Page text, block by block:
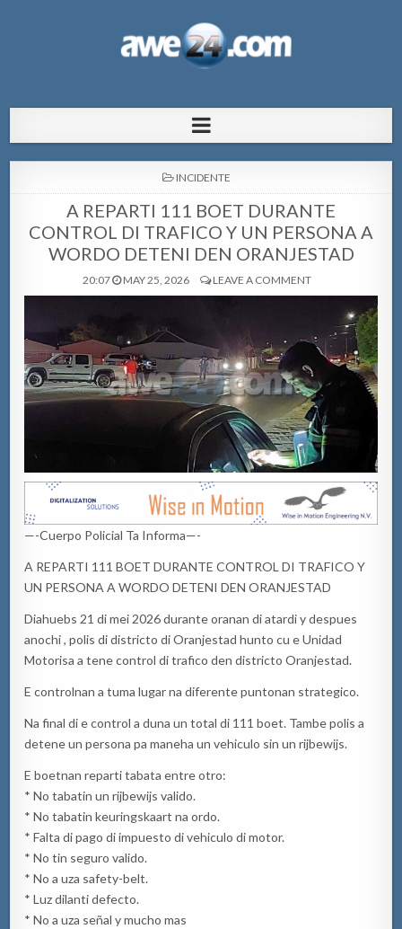
pa Aruba
POSTED
INCIDENTE
A REPARTI 111 BOET DURANTE
CONTROL DI TRAFICO Y UN PERSONA A
WORDO DETENI DEN ORANJESTAD
20:07 MAY 25, 2026 LEAVE A COMMENT
—-Cuerpo Policial Ta Informa—-
A REPARTI 111 BOET DURANTE CONTROL DI TRAFICO Y
UN PERSONA A WORDO DETENI DEN ORANJESTAD
Diahuebs 21 di mei 2026 durante oranan di atardi y despues
anochi , polis di districto di Oranjestad hunto cu e Unidad
Motorisa a tene control di trafico den districto Oranjestad.
E controlnan a tuma lugar na diferente puntonan strategico.
Na final di e control a duna un total di 111 boet. Tambe polis a
detene un persona pa maneha un vehiculo sin un rijbewijs.
E boetnan reparti tabata entre otro:
* No tabatin un rijbewijs valido.
* No tabatin keuringskaart na ordo.
* Falta di pago di impuesto di vehiculo di motor.
* No tin seguro valido.
* No a uza safety-belt.
* Luz dilanti defecto.
* No a uza señal y mucho mas